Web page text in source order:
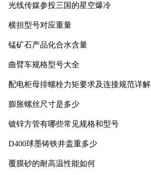
光线传媒参投三国的星空爆冷
横担型号对应重量
锰矿石产品化合水含量
曲臂车规格型号大全
配电柜母排螺栓力矩要求及连接规范详解
膨胀螺丝尺寸是多少
镀锌方管有哪些常见规格和型号
D400球墨铸铁井盖重多少
覆膜砂的耐高温性能如何